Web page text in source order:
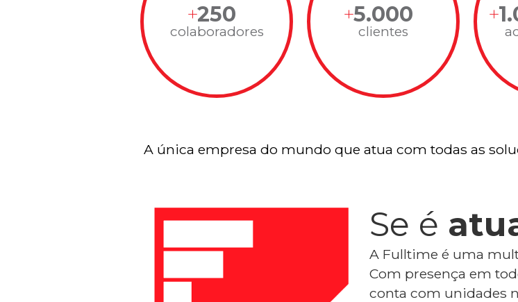
250
colaboradores
5.000
clientes
A única empresa do mundo que atua com todas as
Se é
A Fulltime é uma
Com presença em
conta com unidades